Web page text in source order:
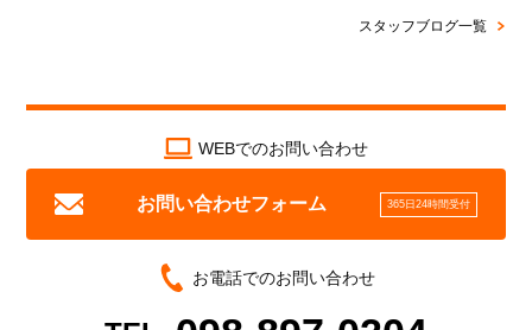
スタッフブログ一覧
WEBでのお問い合わせ
お問い合わせフォーム 365日24時間受付
お電話でのお問い合わせ